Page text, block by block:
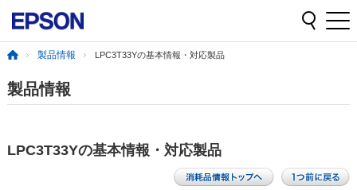
製品情報 LPC3T33Yの基本情報・対応製品
製品情報
LPC3T33Yの基本情報・対応製品